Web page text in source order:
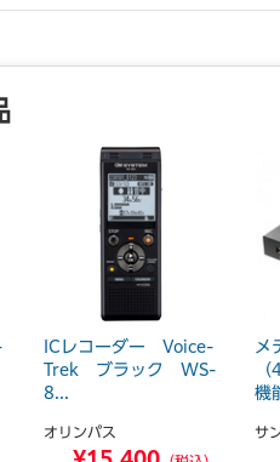
ICレコーダー Voice-
Trek ブラック WS-
8...
オリンパス
メ
機
サ